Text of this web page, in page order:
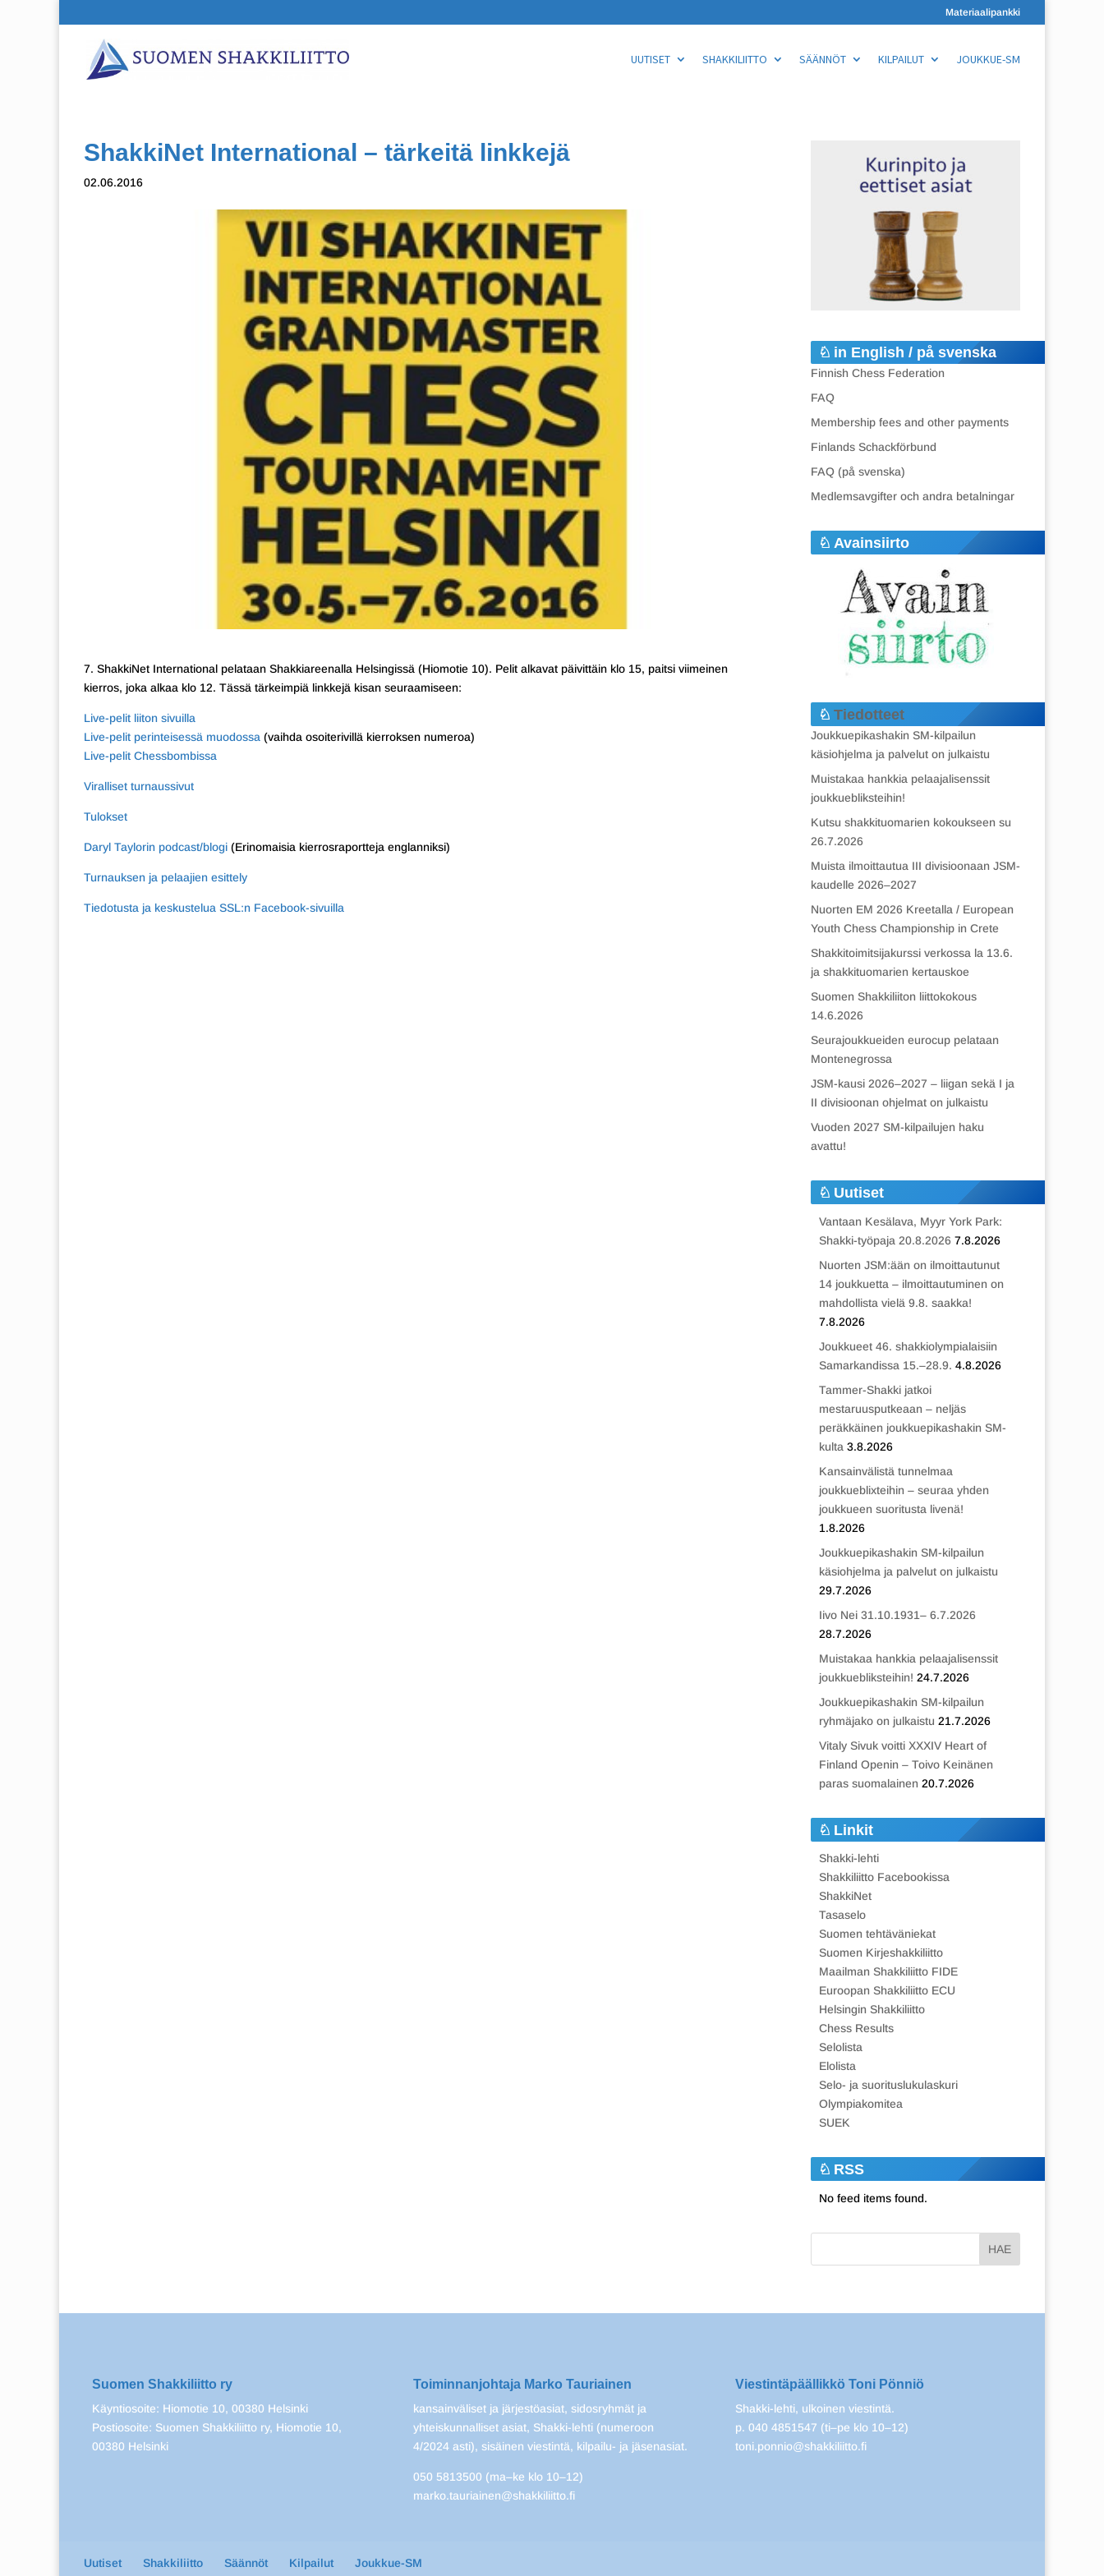
Materiaalipankki
UUTISET SHAKKILIITTO SÄÄNNÖT KILPAILUT JOUKKUE-SM
ShakkiNet International – tärkeitä linkkejä
02.06.2016
7. ShakkiNet International pelataan Shakkiareenalla Helsingissä (Hiomotie 10). Pelit alkavat päivittäin klo 15, paitsi viimeinen
kierros, joka alkaa klo 12. Tässä tärkeimpiä linkkejä kisan seuraamiseen:
Live-pelit liiton sivuilla
Live-pelit perinteisessä muodossa (vaihda osoiterivillä kierroksen numeroa)
Live-pelit Chessbombissa
Viralliset turnaussivut
Tulokset
Daryl Taylorin podcast/blogi (Erinomaisia kierrosraportteja englanniksi)
Turnauksen ja pelaajien esittely
Tiedotusta ja keskustelua SSL:n Facebook-sivuilla
in English / på svenska
Finnish Chess Federation
FAQ
Membership fees and other payments
Finlands Schackförbund
FAQ (på svenska)
Medlemsavgifter och andra betalningar
Avainsiirto
Tiedotteet
Joukkuepikashakin SM-kilpailun
käsiohjelma ja palvelut on julkaistu
Muistakaa hankkia pelaajalisenssit
joukkuebliksteihin!
Kutsu shakkituomarien kokoukseen su
26.7.2026
Muista ilmoittautua III divisioonaan JSM-
kaudelle 2026–2027
Nuorten EM 2026 Kreetalla / European
Youth Chess Championship in Crete
Shakkitoimitsijakurssi verkossa la 13.6.
ja shakkituomarien kertauskoe
Suomen Shakkiliiton liittokokous
14.6.2026
Seurajoukkueiden eurocup pelataan
Montenegrossa
JSM-kausi 2026–2027 – liigan sekä I ja
II divisioonan ohjelmat on julkaistu
Vuoden 2027 SM-kilpailujen haku
avattu!
Uutiset
Vantaan Kesälava, Myyr York Park:
Shakki-työpaja 20.8.2026 7.8.2026
Nuorten JSM:ään on ilmoittautunut
14 joukkuetta – ilmoittautuminen on
mahdollista vielä 9.8. saakka!
7.8.2026
Joukkueet 46. shakkiolympialaisiin
Samarkandissa 15.–28.9. 4.8.2026
Tammer-Shakki jatkoi
mestaruusputkeaan – neljäs
peräkkäinen joukkuepikashakin SM-
kulta 3.8.2026
Kansainvälistä tunnelmaa
joukkueblixteihin – seuraa yhden
joukkueen suoritusta livenä!
1.8.2026
Joukkuepikashakin SM-kilpailun
käsiohjelma ja palvelut on julkaistu
29.7.2026
Iivo Nei 31.10.1931– 6.7.2026
28.7.2026
Muistakaa hankkia pelaajalisenssit
joukkuebliksteihin! 24.7.2026
Joukkuepikashakin SM-kilpailun
ryhmäjako on julkaistu 21.7.2026
Vitaly Sivuk voitti XXXIV Heart of
Finland Openin – Toivo Keinänen
paras suomalainen 20.7.2026
Linkit
Shakki-lehti
Shakkiliitto Facebookissa
ShakkiNet
Tasaselo
Suomen tehtäväniekat
Suomen Kirjeshakkiliitto
Maailman Shakkiliitto FIDE
Euroopan Shakkiliitto ECU
Helsingin Shakkiliitto
Chess Results
Selolista
Elolista
Selo- ja suorituslukulaskuri
Olympiakomitea
SUEK
RSS
No feed items found.
Suomen Shakkiliitto ry
Käyntiosoite: Hiomotie 10, 00380 Helsinki
Postiosoite: Suomen Shakkiliitto ry, Hiomotie 10,
00380 Helsinki
Toiminnanjohtaja Marko Tauriainen
kansainväliset ja järjestöasiat, sidosryhmät ja
yhteiskunnalliset asiat, Shakki-lehti (numeroon
4/2024 asti), sisäinen viestintä, kilpailu- ja jäsenasiat.
050 5813500 (ma–ke klo 10–12)
marko.tauriainen@shakkiliitto.fi
Viestintäpäällikkö Toni Pönniö
Shakki-lehti, ulkoinen viestintä.
p. 040 4851547 (ti–pe klo 10–12)
toni.ponnio@shakkiliitto.fi
Uutiset Shakkiliitto Säännöt Kilpailut Joukkue-SM